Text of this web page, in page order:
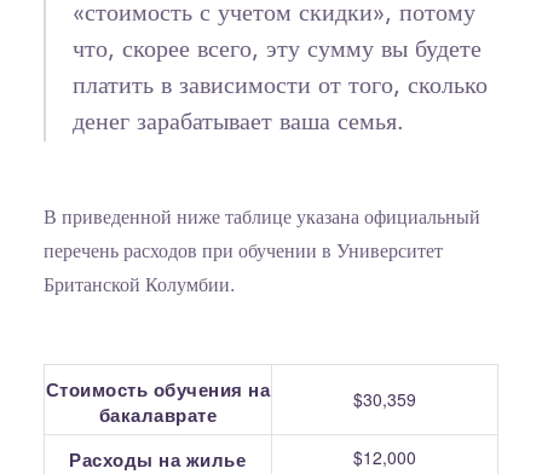
«стоимость с учетом скидки», потому
что, скорее всего, эту сумму вы будете
платить в зависимости от того, сколько
денег зарабатывает ваша семья.
В приведенной ниже таблице указана официальный
перечень расходов при обучении в Университет
Британской Колумбии.
Стоимость обучения на
бакалаврате
$30,359
Расходы на жилье $12,000